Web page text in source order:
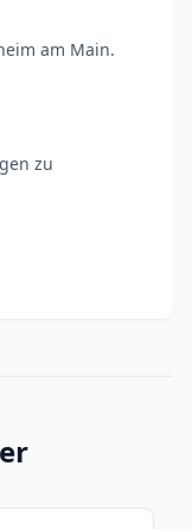
am Main.
zu